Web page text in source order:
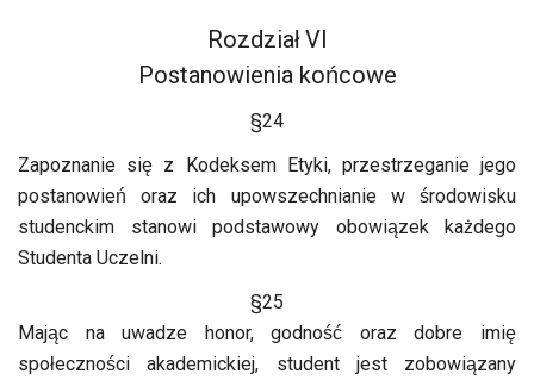
Rozdział VI
Postanowienia końcowe
§24
Zapoznanie się z Kodeksem Etyki, przestrzeganie jego
postanowień oraz ich upowszechnianie w środowisku
studenckim stanowi podstawowy obowiązek każdego
Studenta Uczelni.
§25
Mając na uwadze honor, godność oraz dobre imię
społeczności akademickiej, student jest zobowiązany